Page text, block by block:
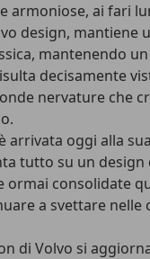
armoniose, ai fari
design, mantiene
mantenendo
decisamente
nervature che
arrivata oggi alla
tutto su un design
ormai consolidate
a svettare nelle
di Volvo si